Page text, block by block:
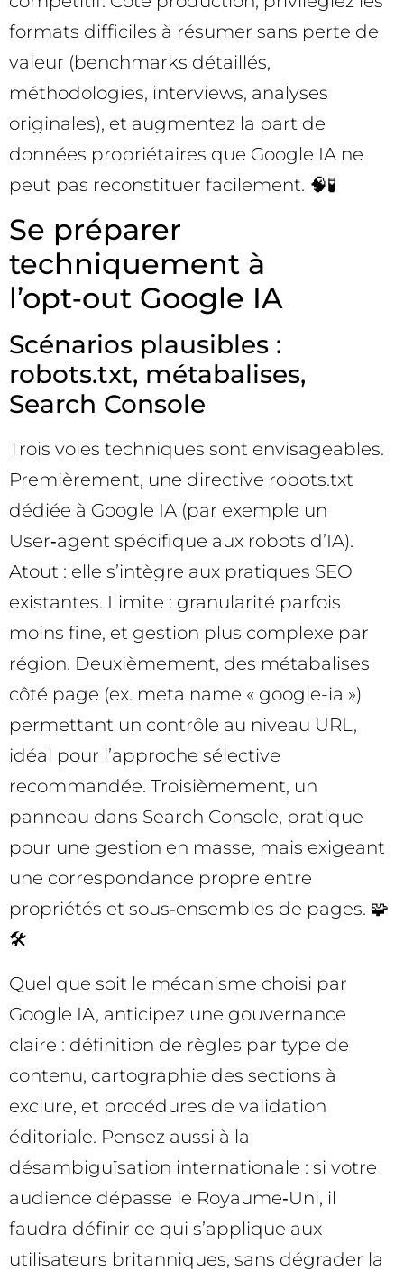
formats difficiles à résumer sans perte de
valeur (benchmarks détaillés,
méthodologies, interviews, analyses
originales), et augmentez la part de
données propriétaires que Google IA ne
peut pas reconstituer facilement. 🧠🧪
Se préparer
techniquement à
l’opt‑out Google IA
Scénarios plausibles :
robots.txt, métabalises,
Search Console
Trois voies techniques sont envisageables.
Premièrement, une directive robots.txt
dédiée à Google IA (par exemple un
User‑agent spécifique aux robots d’IA).
Atout : elle s’intègre aux pratiques SEO
existantes. Limite : granularité parfois
moins fine, et gestion plus complexe par
région. Deuxièmement, des métabalises
côté page (ex. meta name « google-ia »)
permettant un contrôle au niveau URL,
idéal pour l’approche sélective
recommandée. Troisièmement, un
panneau dans Search Console, pratique
pour une gestion en masse, mais exigeant
une correspondance propre entre
propriétés et sous‑ensembles de pages. 🧩
🛠️
Quel que soit le mécanisme choisi par
Google IA, anticipez une gouvernance
claire : définition de règles par type de
contenu, cartographie des sections à
exclure, et procédures de validation
éditoriale. Pensez aussi à la
désambiguïsation internationale : si votre
audience dépasse le Royaume‑Uni, il
faudra définir ce qui s’applique aux
utilisateurs britanniques, sans dégrader la